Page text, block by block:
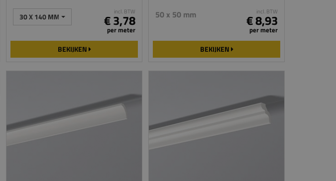
30 X 140 MM incl. BTW
€ 3,78
per meter
BEKIJKEN
50 x 50 mm incl. BTW
€ 8,93
per meter
BEKIJKEN